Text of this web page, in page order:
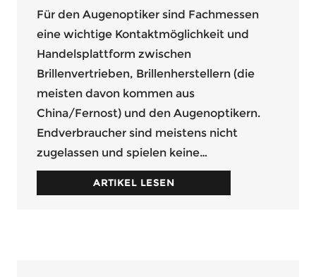
Für den Augenoptiker sind Fachmessen
eine wichtige Kontaktmöglichkeit und
Handelsplattform zwischen
Brillenvertrieben, Brillenherstellern (die
meisten davon kommen aus
China/Fernost) und den Augenoptikern.
Endverbraucher sind meistens nicht
zugelassen und spielen keine…
ARTIKEL LESEN